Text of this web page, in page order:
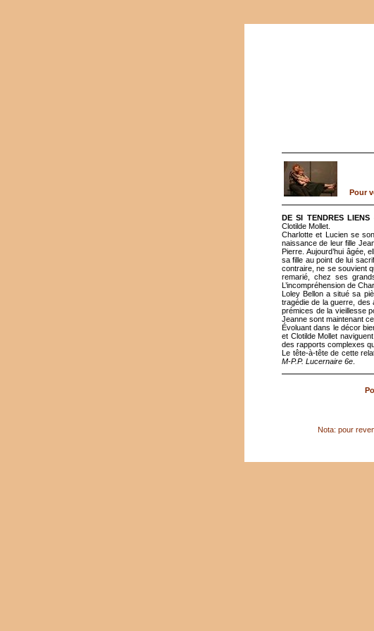
Pour
DE SI TENDRES LIENS
Clotilde Mollet.
Charlotte et Lucien se
naissance de leur fille
Pierre. Aujourd’hui âgée,
sa fille au point de lui
contraire, ne se souvient
remarié, chez ses
L’incompréhension de
Loley Bellon a situé sa
tragédie de la guerre, des
prémices de la vieillesse
Jeanne sont maintenant
Évoluant dans le décor
et Clotilde Mollet
des rapports complexes
Le tête-à-tête de cette
M-P.P. Lucernaire 6e
Nota: pour